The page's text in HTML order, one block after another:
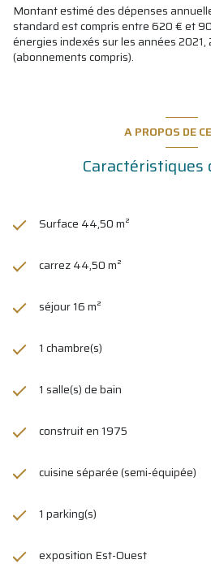
Montant estimé des dépenses
standard est compris entre 620 € et
énergies indexés sur les années
(abonnements compris).
A PROPOS DE
Caractéristiques
Surface 44,50 m²
carrez 44,50 m²
séjour 16 m²
1 chambre(s)
1 salle(s) de bain
construit en 1975
cuisine séparée (semi-équipée)
1 parking(s)
exposition Est-Ouest